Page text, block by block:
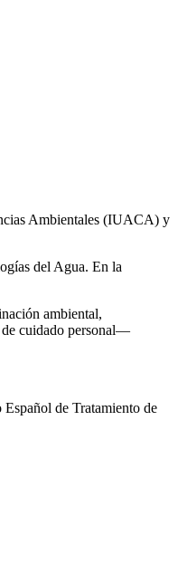
Ambientales (IUACA) y
del Agua. En la
ambiental,
de cuidado personal—
de Tratamiento de